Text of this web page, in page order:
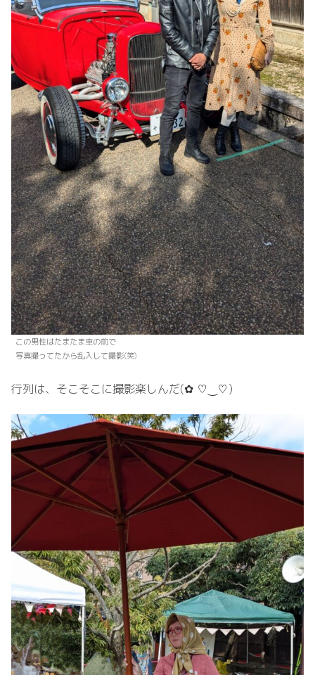
この男性はたまたま車の前で
写真撮ってたから乱入して撮影(笑)
行列は、そこそこに撮影楽しんだ(⁠✿⁠ ⁠♡⁠‿⁠♡⁠)